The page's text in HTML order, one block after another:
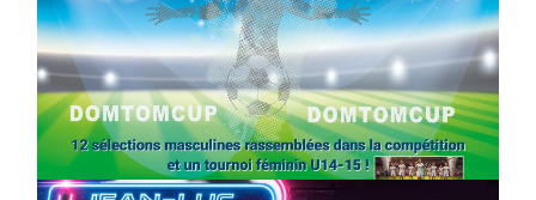
SPORT COMPÉTITIONS FOOTBALL JEUNESSE & SPORTS
Foot : la DTC 2026 approche
On03/04/2026byWebmaster2Risi